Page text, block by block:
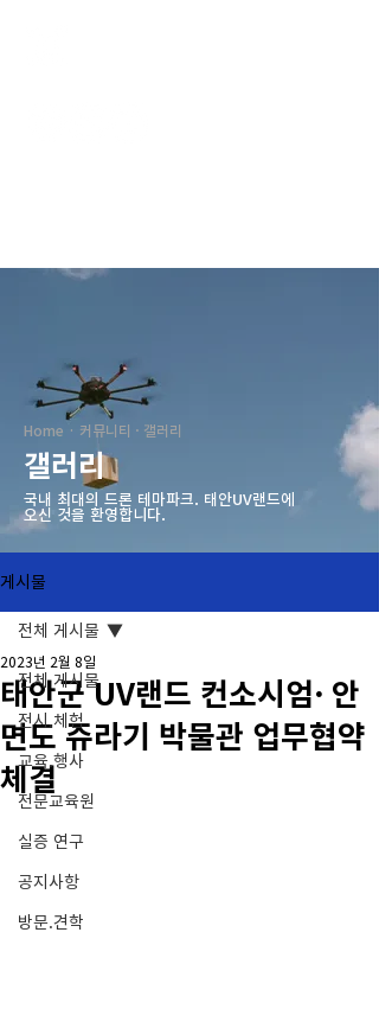
Home · 커뮤니티 · 갤러리
갤러리
국내 최대의 드론 테마파크. ​태안UV랜드에
오신 것을 환영합니다.
게시물
전체 게시물
전시.체험
교육.행사
전문교육원
실증 연구
공지사항
방문.견학
전체 게시물
태안군 UV랜드 컨소시엄· 안
면도 쥬라기 박물관 업무협약
체결
2023년 2월 8일